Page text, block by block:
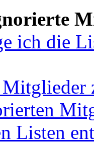
ich die
Listen